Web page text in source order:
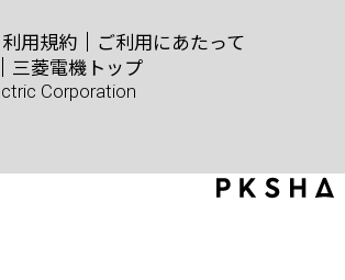
利用規約
ご利用にあたって
三菱電機トップ
Corporation